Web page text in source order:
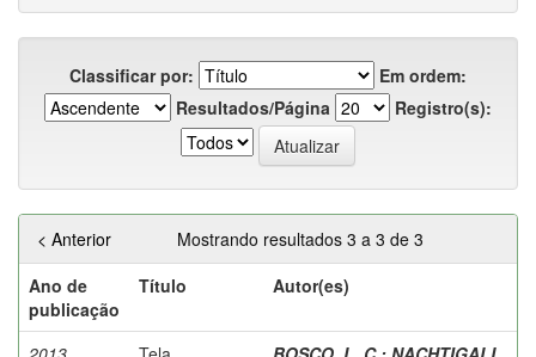
Classificar por:
Em ordem:
Resultados/Página
Registro(s):
Mostrando resultados 3 a 3 de 3
< Anterior
Ano de
publicação
Título Autor(es)